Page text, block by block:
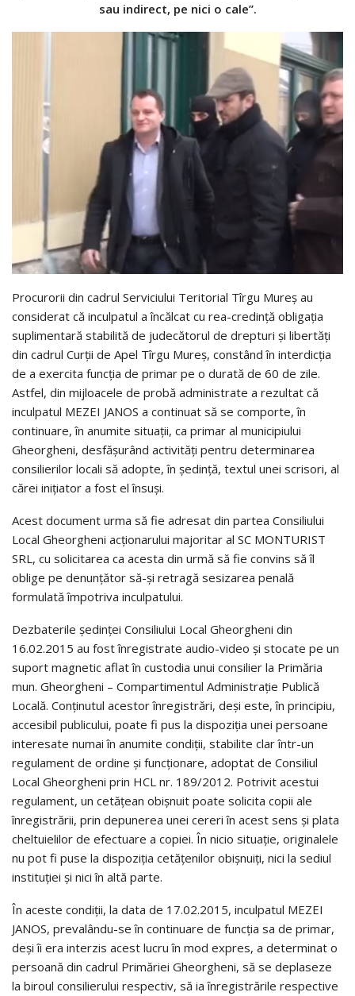
sau indirect, pe nici o cale”.
Procurorii din cadrul Serviciului Teritorial Tîrgu Mureș au
considerat că inculpatul a încălcat cu rea-credință obligația
suplimentară stabilită de judecătorul de drepturi și libertăți
din cadrul Curții de Apel Tîrgu Mureș, constând în interdicția
de a exercita funcția de primar pe o durată de 60 de zile.
Astfel, din mijloacele de probă administrate a rezultat că
inculpatul MEZEI JANOS a continuat să se comporte, în
continuare, în anumite situații, ca primar al municipiului
Gheorgheni, desfășurând activități pentru determinarea
consilierilor locali să adopte, în ședință, textul unei scrisori, al
cărei inițiator a fost el însuși.
Acest document urma să fie adresat din partea Consiliului
Local Gheorgheni acționarului majoritar al SC MONTURIST
SRL, cu solicitarea ca acesta din urmă să fie convins să îl
oblige pe denunțător să-și retragă sesizarea penală
formulată împotriva inculpatului.
Dezbaterile ședinței Consiliului Local Gheorgheni din
16.02.2015 au fost înregistrate audio-video și stocate pe un
suport magnetic aflat în custodia unui consilier la Primăria
mun. Gheorgheni – Compartimentul Administrație Publică
Locală. Conținutul acestor înregistrări, deși este, în principiu,
accesibil publicului, poate fi pus la dispoziția unei persoane
interesate numai în anumite condiții, stabilite clar într-un
regulament de ordine și funcționare, adoptat de Consiliul
Local Gheorgheni prin HCL nr. 189/2012. Potrivit acestui
regulament, un cetățean obișnuit poate solicita copii ale
înregistrării, prin depunerea unei cereri în acest sens și plata
cheltuielilor de efectuare a copiei. În nicio situație, originalele
nu pot fi puse la dispoziția cetățenilor obișnuiți, nici la sediul
instituției și nici în altă parte.
În aceste condiții, la data de 17.02.2015, inculpatul MEZEI
JANOS, prevalându-se în continuare de funcția sa de primar,
deși îi era interzis acest lucru în mod expres, a determinat o
persoană din cadrul Primăriei Gheorgheni, să se deplaseze
la biroul consilierului respectiv, să ia înregistrările respective